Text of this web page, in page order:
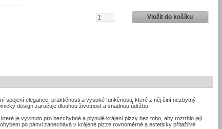
Vložit do košíku
spojení elegance, praktičnosti a vysoké funkčnosti, které z něj činí nezbytný
design zaručuje dlouhou životnost a snadnou údržbu.
je vyvinuto pro bezchybné a plynulé krájení pizzy bez toho, aby roztrhlo její
po pánvi zanechává v krájené pizze rovnoměrné a esteticky přitažlivé